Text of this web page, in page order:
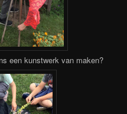
een kunstwerk van maken?